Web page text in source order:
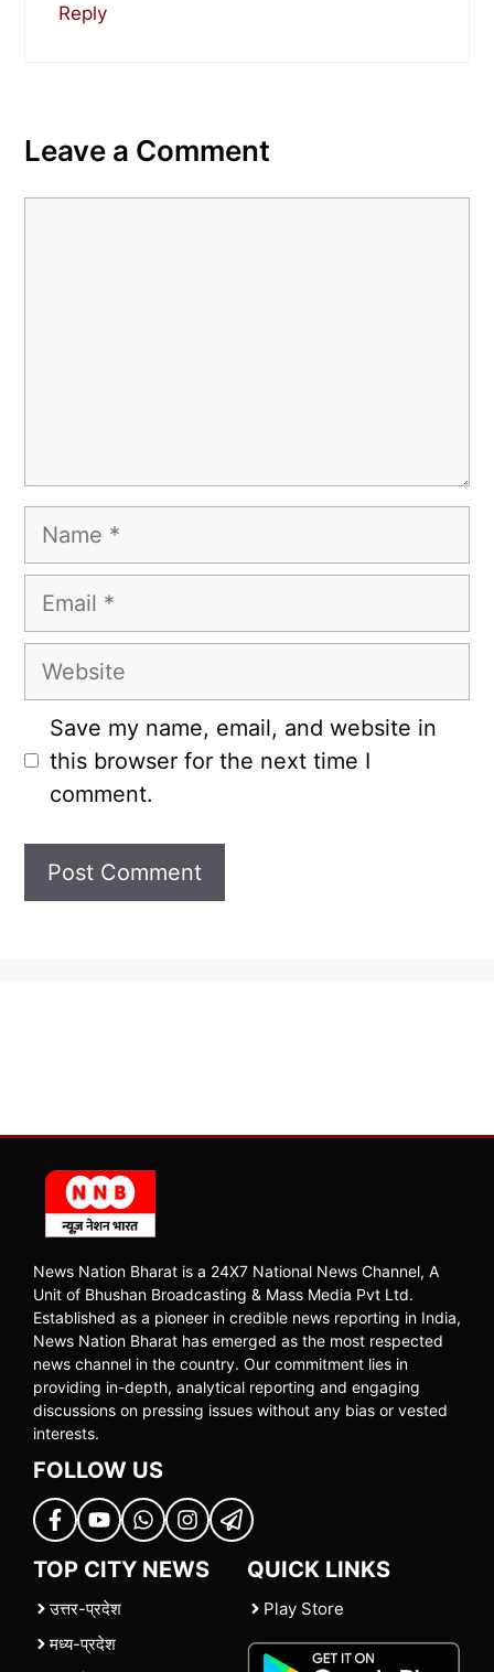
Reply
Leave a Comment
Name
Email
Website
Save my name, email, and website in
this browser for the next time I
comment.
News Nation Bharat is a 24X7 National News Channel, A
Unit of Bhushan Broadcasting & Mass Media Pvt Ltd.
Established as a pioneer in credible news reporting in India,
News Nation Bharat has emerged as the most respected
news channel in the country. Our commitment lies in
providing in-depth, analytical reporting and engaging
discussions on pressing issues without any bias or vested
interests.
FOLLOW US
TOP CITY NEWS
उत्तर-प्रदेश
मध्य-प्रदेश
QUICK LINKS
Play Store